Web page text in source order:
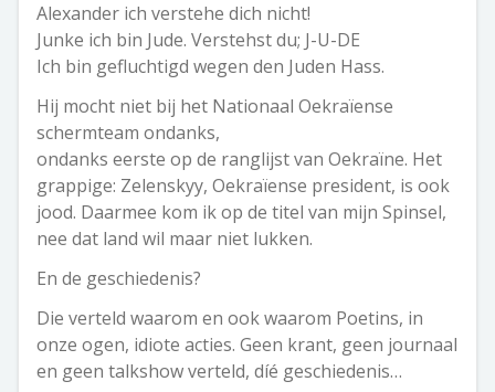
Alexander ich verstehe dich nicht!
Junke ich bin Jude. Verstehst du; J-U-DE
Ich bin gefluchtigd wegen den Juden Hass.
Hij mocht niet bij het Nationaal Oekraïense
schermteam ondanks,
ondanks eerste op de ranglijst van Oekraïne. Het
grappige: Zelenskyy, Oekraïense president, is ook
jood. Daarmee kom ik op de titel van mijn Spinsel,
nee dat land wil maar niet lukken.
En de geschiedenis?
Die verteld waarom en ook waarom Poetins, in
onze ogen, idiote acties. Geen krant, geen journaal
en geen talkshow verteld, díé geschiedenis…